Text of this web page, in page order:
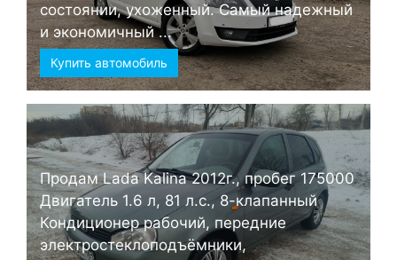
состоянии, ухоженный. Самый надежный
и экономичный ...
Купить автомобиль
Продам Lada Kalina 2012г., пробег 175000
Двигатель 1.6 л, 81 л.с., 8-клапанный
Кондиционер рабочий, передние
электростеклоподъёмники,